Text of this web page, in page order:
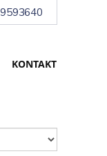
KONTAKT